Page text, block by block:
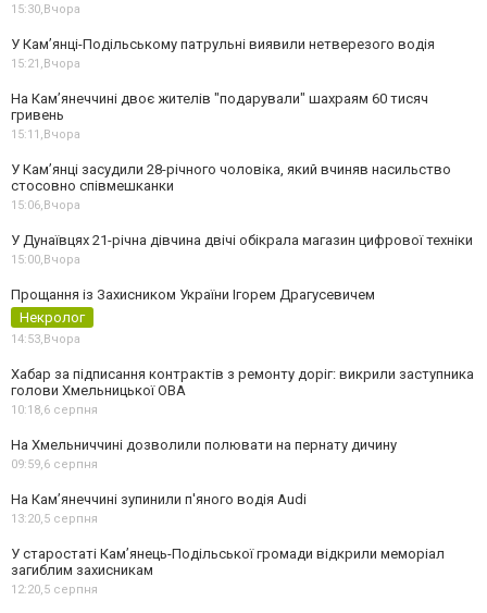
15:30, Вчора
У Кам’янці-Подільському патрульні виявили нетверезого водія
15:21, Вчора
На Камʼянеччині двоє жителів "подарували" шахраям 60 тисяч
гривень
15:11, Вчора
У Камʼянці засудили 28-річного чоловіка, який вчиняв насильство
стосовно співмешканки
15:06, Вчора
У Дунаївцях 21-річна дівчина двічі обікрала магазин цифрової техніки
15:00, Вчора
Прощання із Захисником України Ігорем Драгусевичем
Некролог
14:53, Вчора
Хабар за підписання контрактів з ремонту доріг: викрили заступника
голови Хмельницької ОВА
10:18,6 серпня
На Хмельниччині дозволили полювати на пернату дичину
09:59,6 серпня
На Камʼянеччині зупинили п'яного водія Audi
13:20,5 серпня
У старостаті Кам’янець-Подільської громади відкрили меморіал
загиблим захисникам
12:20,5 серпня